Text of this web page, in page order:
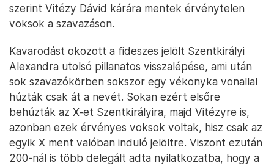
szerint Vitézy Dávid kárára mentek érvénytelen
voksok a szavazáson.
Kavarodást okozott a fideszes jelölt Szentkirályi
Alexandra utolsó pillanatos visszalépése, ami után
sok szavazókörben sokszor egy vékonyka vonallal
húzták csak át a nevét. Sokan ezért elsőre
behúzták az X-et Szentkirályira, majd Vitézyre is,
azonban ezek érvényes voksok voltak, hisz csak az
egyik X ment valóban induló jelöltre. Viszont ezután
200-nál is több delegált adta nyilatkozatba, hogy a